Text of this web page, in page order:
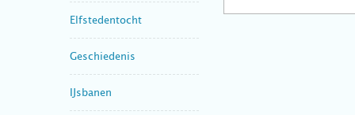
Elfstedentocht
Geschiedenis
IJsbanen